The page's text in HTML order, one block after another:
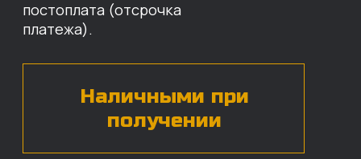
назовут цены и проконсультируют
по нужным деталям.